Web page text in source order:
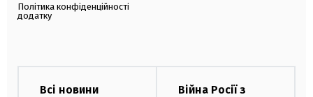
Політика конфіденційності
додатку
Всі новини
Війна Росії з